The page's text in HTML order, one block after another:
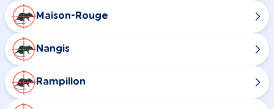
Maison-Rouge
Nangis
Rampillon